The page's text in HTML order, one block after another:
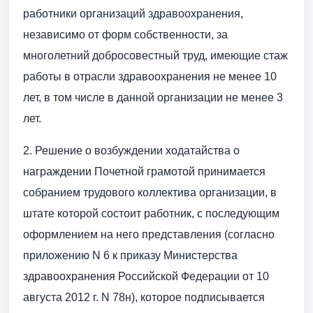
работники организаций здравоохранения,
независимо от форм собственности, за
многолетний добросовестный труд, имеющие стаж
работы в отрасли здравоохранения не менее 10
лет, в том числе в данной организации не менее 3
лет.
2. Решение о возбуждении ходатайства о
награждении Почетной грамотой принимается
собранием трудового коллектива организации, в
штате которой состоит работник, с последующим
оформлением на него представления (согласно
приложению N 6 к приказу Министерства
здравоохранения Российской Федерации oт 10
августа 2012 г. N 78н), которое подписывается